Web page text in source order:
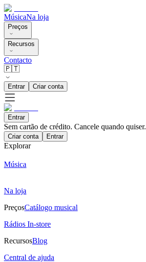
MúsicaNa loja
Preços
Recursos
Contacto
🇵🇹
Entrar Criar conta
Entrar
Sem cartão de crédito. Cancele quando quiser.
Criar conta Entrar
Explorar
Música
Na loja
PreçosCatálogo musical
Rádios In-store
RecursosBlog
Central de ajuda